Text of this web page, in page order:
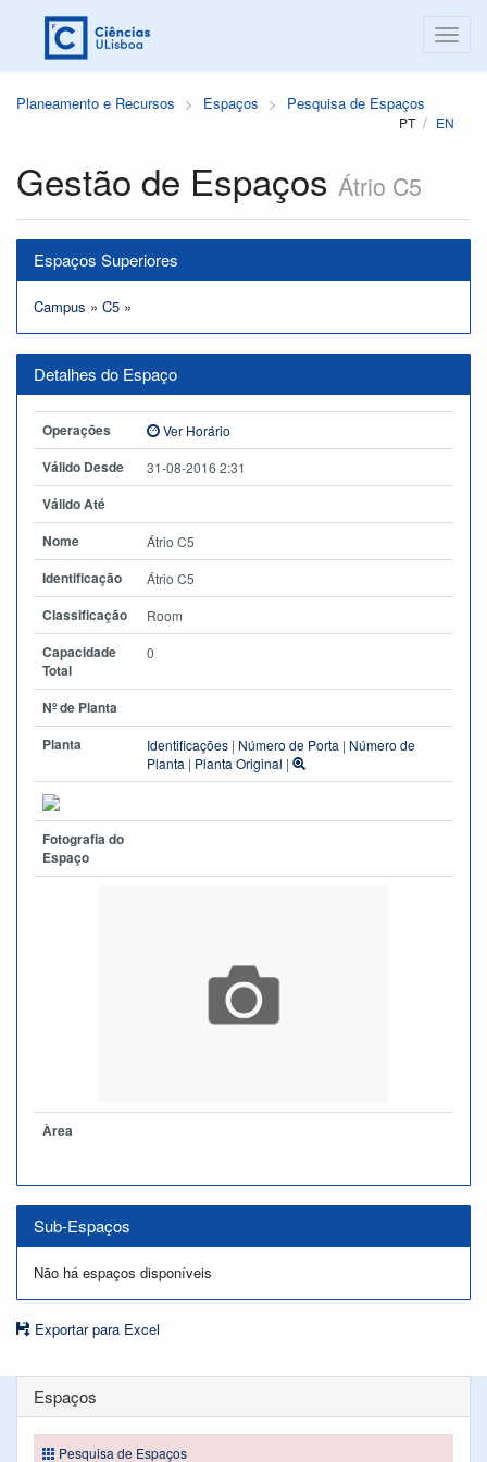
Planeamento e Recursos Espaços Pesquisa de Espaços
PT EN
Gestão de Espaços Átrio C5
Espaços Superiores
Campus » C5 »
Detalhes do Espaço
Operações Ver Horário
Válido Desde 31-08-2016 2:31
Válido Até
Nome
Átrio C5
Identificação Átrio C5
Classificação Room
Capacidade
Total
0
Nº de Planta
Planta
Identificações | Número de Porta | Número de
Planta | Planta Original |
Fotografia do
Espaço
Àrea
Sub-Espaços
Não há espaços disponíveis
Exportar para Excel
Espaços
Pesquisa de Espaços